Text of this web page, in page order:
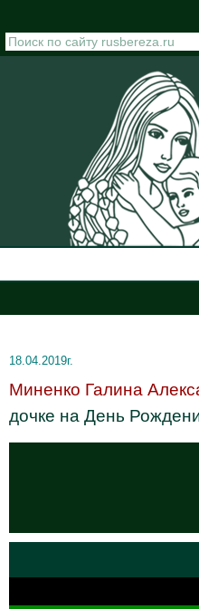
18.04.2019г.
Миненко Галина
дочке на День